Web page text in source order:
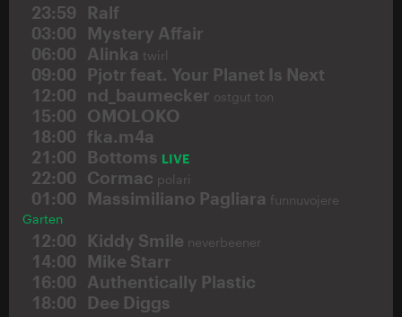
23:59
Ralf
03:00
Mystery Affair
06:00
Alinka twirl
09:00
Pjotr feat. Your Planet Is Next
12:00
nd_baumecker ostgut ton
15:00
OMOLOKO
18:00
fka.m4a
21:00
Bottoms LIVE
22:00 Cormac polari
01:00 Massimiliano Pagliara funnuvojere
Garten
12:00 Kiddy Smile neverbeener
14:00
Mike Starr
16:00
Authentically Plastic
18:00
Dee Diggs